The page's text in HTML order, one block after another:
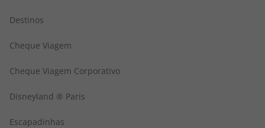
Destinos
Cheque Viagem
Cheque Viagem Corporativo
Disneyland ® Paris
Escapadinhas